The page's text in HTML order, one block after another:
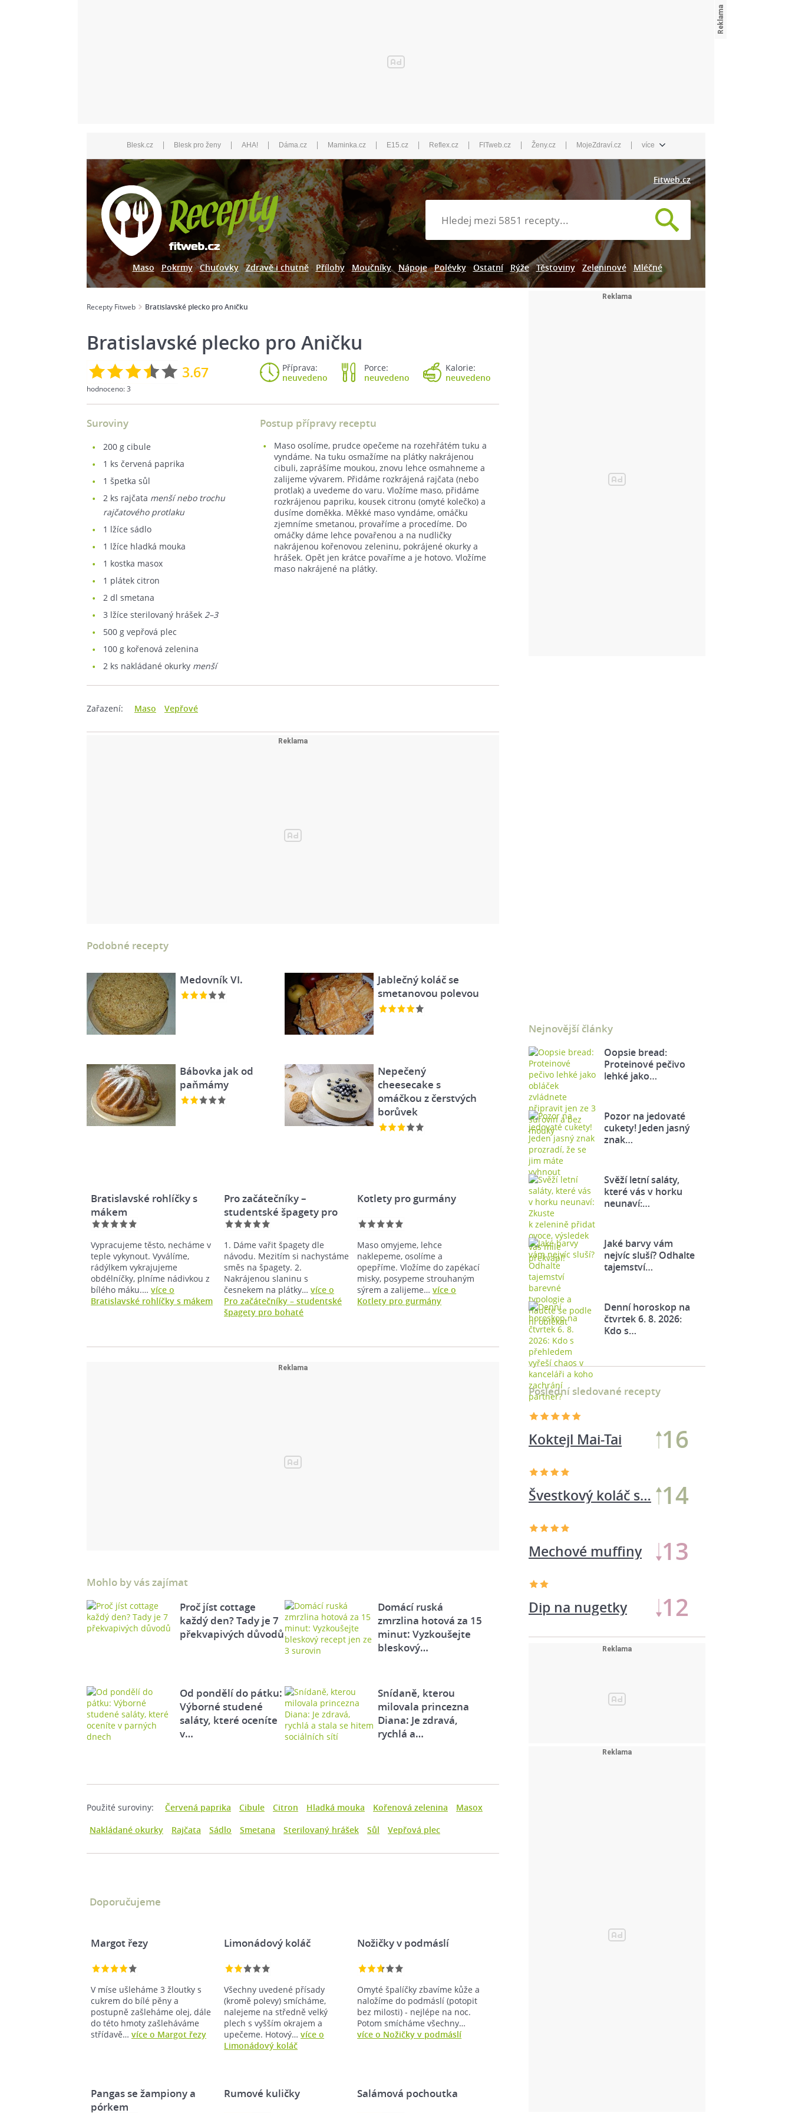
Blesk.cz | Blesk pro ženy | AHA! | Dáma.cz | Maminka.cz | E15.cz | Reflex.cz | FITweb.cz | Ženy.cz | MojeZdraví.cz | více
Fitweb.cz
Maso Pokrmy Chuťovky Zdravě i chutně Přílohy Moučníky Nápoje Polévky Ostatní Rýže Těstoviny Zeleninové Mléčné
Recepty Fitweb Bratislavské plecko pro Aničku
Bratislavské plecko pro Aničku
3.67
hodnoceno:3
Příprava:
neuvedeno
Porce:
neuvedeno
Kalorie:
neuvedeno
Suroviny
200 g cibule
1 ks červená paprika
1 špetka sůl
2 ks rajčata menší nebo trochu
rajčatového protlaku
1 lžíce sádlo
1 lžíce hladká mouka
1 kostka masox
1 plátek citron
2 dl smetana
3 lžíce sterilovaný hrášek 2–3
500 g vepřová plec
100 g kořenová zelenina
2 ks nakládané okurky menší
Postup přípravy receptu
Maso osolíme, prudce opečeme na rozehřátém tuku a
vyndáme. Na tuku osmažíme na plátky nakrájenou
cibuli, zaprášíme moukou, znovu lehce osmahneme a
zalijeme vývarem. Přidáme rozkrájená rajčata (nebo
protlak) a uvedeme do varu. Vložíme maso, přidáme
rozkrájenou papriku, kousek citronu (omyté kolečko) a
dusíme doměkka. Měkké maso vyndáme, omáčku
zjemníme smetanou, provaříme a procedíme. Do
omáčky dáme lehce povařenou a na nudličky
nakrájenou kořenovou zeleninu, pokrájené okurky a
hrášek. Opět jen krátce povaříme a je hotovo. Vložíme
maso nakrájené na plátky.
Zařazení: Maso Vepřové
Podobné recepty
Medovník VI.
Jablečný koláč se
smetanovou polevou
Bábovka jak od
paňmámy
Nepečený
cheesecake s
omáčkou z čerstvých
borůvek
Bratislavské rohlíčky s
mákem
Vypracujeme těsto, necháme v
teple vykynout. Vyválíme,
rádýlkem vykrajujeme
obdélníčky, plníme nádivkou z
bílého máku.… více o
Bratislavské rohlíčky s mákem
Pro začátečníky –
studentské špagety pro
bohaté
1. Dáme vařit špagety dle
návodu. Mezitím si nachystáme
směs na špagety. 2.
Nakrájenou slaninu s
česnekem na plátky…více o
Pro začátečníky – studentské
špagety pro bohaté
Kotlety pro gurmány
Maso omyjeme, lehce
naklepeme, osolíme a
opepříme. Vložíme do zapékací
misky, posypeme strouhaným
sýrem a zalijeme…více o
Kotlety pro gurmány
Mohlo by vás zajímat
Proč jíst cottage
každý den? Tady je 7
překvapivých důvodů
Domácí ruská
zmrzlina hotová za 15
minut: Vyzkoušejte
bleskový…
Od pondělí do pátku:
Výborné studené
saláty, které oceníte
v…
Snídaně, kterou
milovala princezna
Diana: Je zdravá,
rychlá a…
Použité suroviny: Červená paprika Cibule Citron Hladká mouka Kořenová zelenina
Masox
Nakládané okurky
Rajčata Sádlo Smetana Sterilovaný hrášek Sůl Vepřová plec
Doporučujeme
Margot řezy
V míse ušleháme 3 žloutky s
cukrem do bílé pěny a
postupně zašleháme olej, dále
do této hmoty zašleháváme
střídavě… více o Margot řezy
Limonádový koláč
Všechny uvedené přísady
(kromě polevy) smícháme,
nalejeme na středně velký
plech s vyšším okrajem a
upečeme. Hotový…více o
Limonádový koláč
Nožičky v podmáslí
Omyté špalíčky zbavíme kůže a
naložíme do podmáslí (potopit
bez milosti) - nejlépe na noc.
Potom smícháme všechny…
více o Nožičky v podmáslí
Pangas se žampiony a
pórkem
Rumové kuličky Salámová pochoutka
Nejnovější články
Oopsie bread:
Proteinové pečivo
lehké jako…
Pozor na jedovaté
cukety! Jeden jasný
znak…
Svěží letní saláty,
které vás v horku
neunaví:…
Jaké barvy vám
nejvíc sluší? Odhalte
tajemství…
Denní horoskop na
čtvrtek 6. 8. 2026:
Kdo s…
Poslední sledované recepty
Mechové muffiny 15
Švestkový koláč s… 15
Dip na nugetky 13
Koktejl Mai-Tai 15